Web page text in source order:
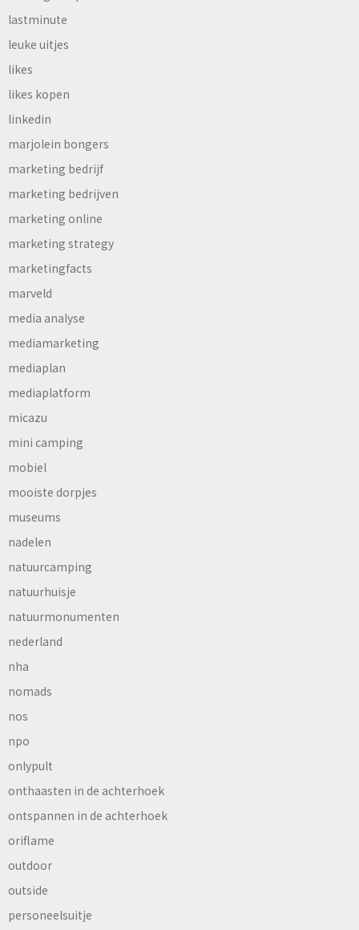
lastminute
leuke uitjes
likes
likes kopen
linkedin
marjolein bongers
marketing bedrijf
marketing bedrijven
marketing online
marketing strategy
marketingfacts
marveld
media analyse
mediamarketing
mediaplan
mediaplatform
micazu
mini camping
mobiel
mooiste dorpjes
museums
nadelen
natuurcamping
natuurhuisje
natuurmonumenten
nederland
nha
nomads
nos
npo
onlypult
onthaasten in de achterhoek
ontspannen in de achterhoek
oriflame
outdoor
outside
personeelsuitje